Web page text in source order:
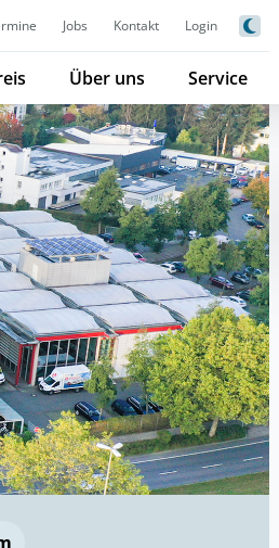
Jobs Kontakt Login
Über uns Service